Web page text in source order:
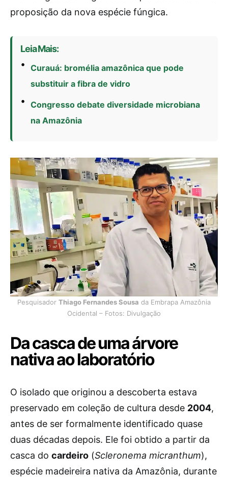
proposição da nova espécie fúngica.
Leia Mais:
Curauá: bromélia amazônica que pode
substituir a fibra de vidro
Congresso debate diversidade microbiana
na Amazônia
Pesquisador Thiago Fernandes Sousa da Embrapa Amazônia
Ocidental – Fotos: Divulgação
Da casca de uma árvore
nativa ao laboratório
O isolado que originou a descoberta estava
preservado em coleção de cultura desde 2004,
antes de ser formalmente identificado quase
duas décadas depois. Ele foi obtido a partir da
casca do cardeiro (Scleronema micranthum),
espécie madeireira nativa da Amazônia, durante